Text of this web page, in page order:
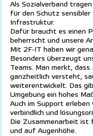
Als Sozialverband
für den Schutz sensibler
Infrastruktur.
Dafür braucht es einen
beherrscht und unsere
Mit 2F-IT haben wir
Besonders überzeugt
Teams. Man merkt,
ganzheitlich versteht,
weiterentwickelt. Das
Umgebung ein hohes
Auch im Support erleben
verbindlich und
Die Zusammenarbeit ist
und auf Augenhöhe.